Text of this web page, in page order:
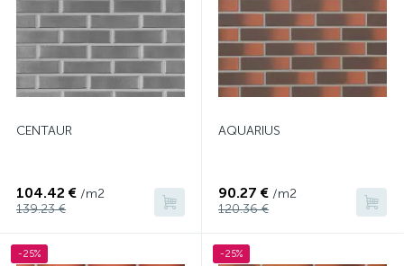
CENTAUR
104.42 € /m2
139.23 €
AQUARIUS
90.27 € /m2
120.36 €
-25%
-25%